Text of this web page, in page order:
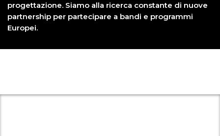
progettazione. Siamo alla ricerca constante di nuove
partnership per partecipare a bandi e programmi
Europei.